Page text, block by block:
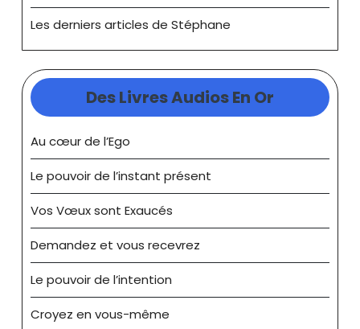
Les derniers articles de Stéphane
Des Livres Audios En Or
Au cœur de l’Ego
Le pouvoir de l’instant présent
Vos Vœux sont Exaucés
Demandez et vous recevrez
Le pouvoir de l’intention
Croyez en vous-même